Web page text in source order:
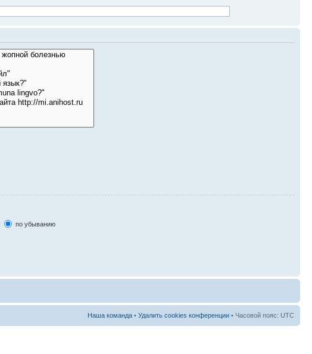
по убыванию
Наша команда • Удалить cookies конференции • Часовой пояс: UTC